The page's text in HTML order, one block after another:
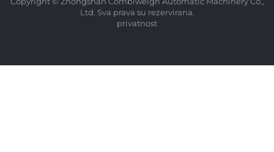
Ltd. Sva prava su rezervirana.
privatnost